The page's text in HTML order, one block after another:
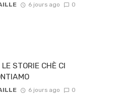
6 jours ago 0
STORIE CHÈ CI
6 jours ago 0